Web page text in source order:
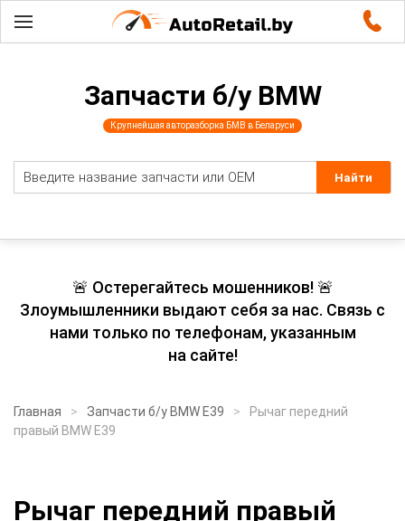
Запчасти б/у BMW
Крупнейшая авторазборка БМВ в Беларуси
🚨 Остерегайтесь мошенников! 🚨
Злоумышленники выдают себя за нас. Связь с
нами только по телефонам, указанным
на сайте!
Главная Запчасти б/у BMW E39
Рычаг передний
правый BMW E39
Рычаг передний правый